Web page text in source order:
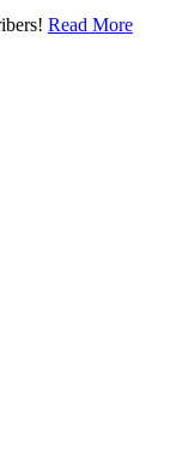
Read More